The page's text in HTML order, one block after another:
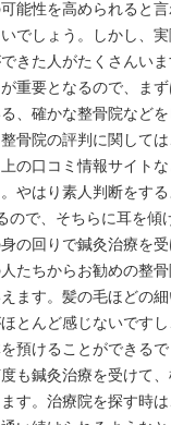
能性を高められると
でしょう。しかし、
きた人がたくさんい
重要となるので、ま
、確かな整骨院など
骨院の評判に関して
の口コミ情報サイト
やはり素人判断をす
ので、そちらに耳を傾
の回りで鍼灸治療を
たちからお勧めの整
ます。髪の毛ほどの
とんど感じないです
預けることができる
も鍼灸治療を受けて
す。治療院を探す時